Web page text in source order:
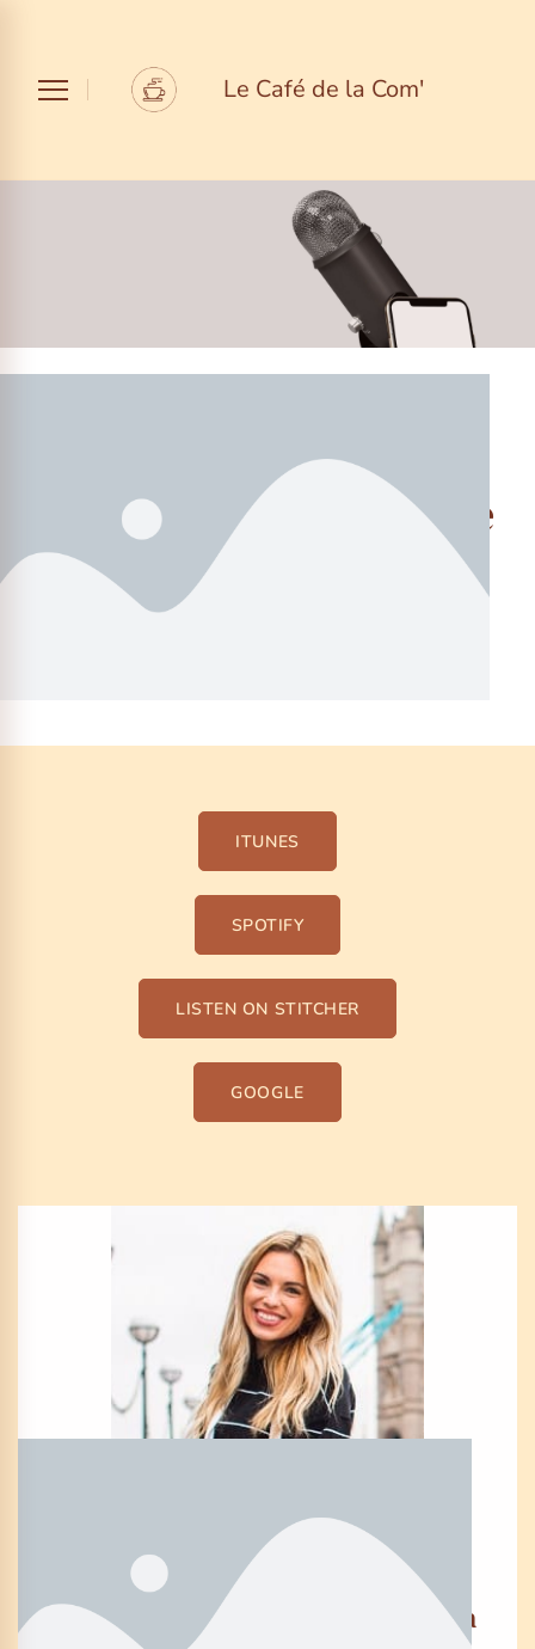
Le Café de la Com'
A Plan-Based
Approach To Self-Care
Tips
ITUNES
SPOTIFY
LISTEN ON STITCHER
GOOGLE
EPOS0DE 54
The 3 systems you need to create a